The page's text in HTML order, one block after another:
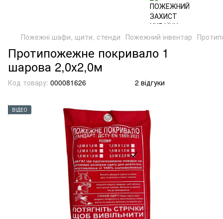
Пожежні шафи, щити, стенди Пожежний інвентар
Протипожежне покривало 1
шарова 2,0х2,0м
Код товару: 000081626 2 відгуки
ВІДЕО